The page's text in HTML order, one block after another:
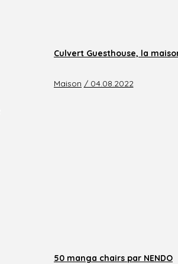
Culvert Guesthouse, la
Maison / 04.08.2022
50 manga chairs par NENDO